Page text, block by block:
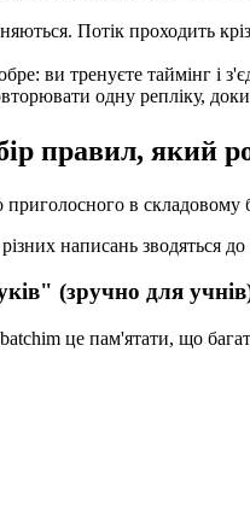
Потік проходить
ви тренуєте таймінг і
одну репліку,
правил, який
приголосного в
написань зводяться
(зручно для
це пам'ятати, що